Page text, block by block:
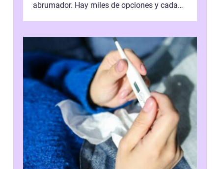
abrumador. Hay miles de opciones y cada